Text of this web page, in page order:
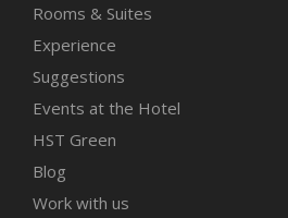
Rooms & Suites
Experience
Suggestions
Events at the Hotel
HST Green
Blog
Work with us